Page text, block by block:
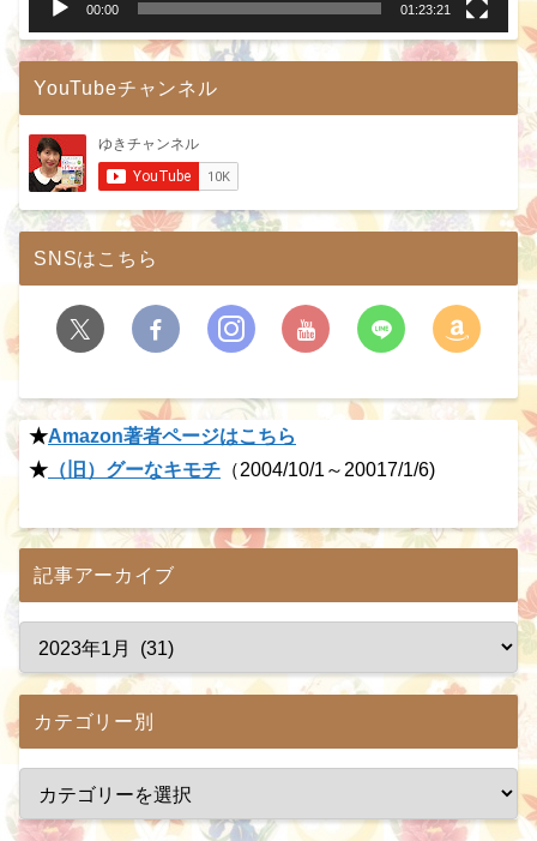
00:00 01:23:21
YouTubeチャンネル
SNSはこちら
★Amazon著者ページはこちら
★ （旧）グーなキモチ （2004/10/1～20017/1/6)
記事アーカイブ
カテゴリー別